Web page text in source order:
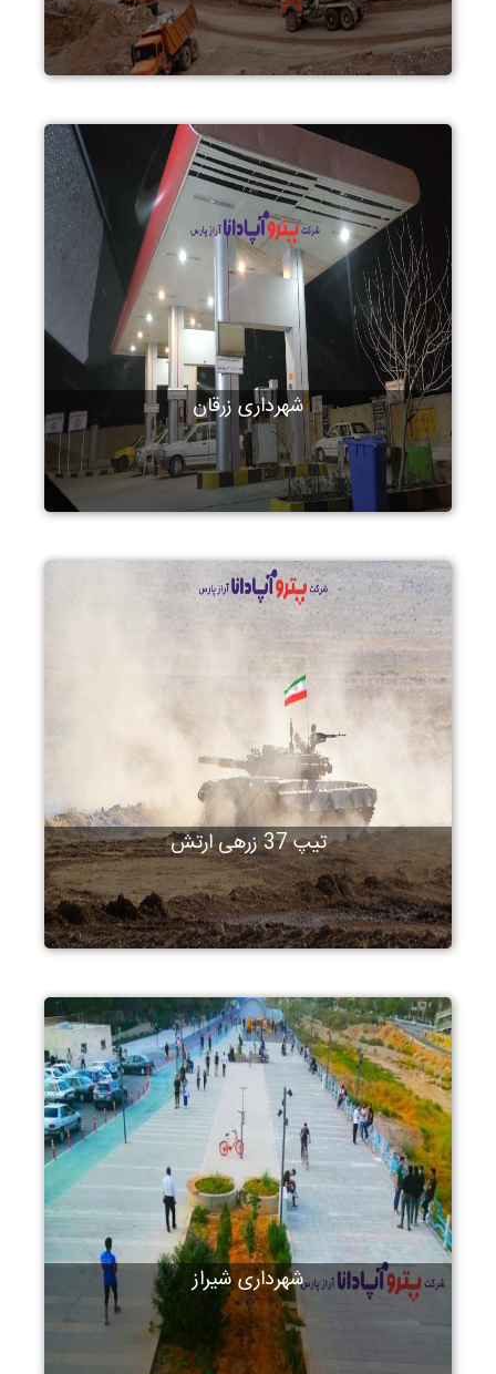
شهرداری زرقان
تیپ 37 زرهی ارتش
شهرداری شیراز